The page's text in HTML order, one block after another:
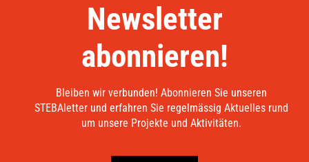
Newsletter
abonnieren!
Bleiben wir verbunden! Abonnieren Sie unseren
STEBAletter und erfahren Sie regelmässig Aktuelles rund
um unsere Projekte und Aktivitäten.